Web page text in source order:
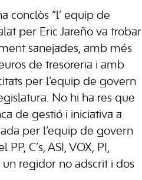
conclòs “l’ equip de
per Eric Jareño va trobar
sanejades, amb més
de tresoreria i amb
per l’equip de govern
No hi ha res que
de gestió i iniciativa a
per l’equip de govern
C’s, ASI, VOX, PI,
regidor no adscrit i dos